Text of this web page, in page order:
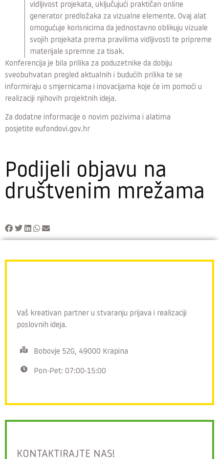
vidljivost projekata, uključujući praktičan online
generator predložaka za vizualne elemente. Ovaj alat
omogućuje korisnicima da jednostavno oblikuju vizuale
svojih projekata prema pravilima vidljivosti te pripreme
materijale spremne za tisak.
Konferencija je bila prilika za poduzetnike da dobiju
sveobuhvatan pregled aktualnih i budućih prilika te se
informiraju o smjernicama i inovacijama koje će im pomoći u
realizaciji njihovih projektnih ideja.
Za dodatne informacije o novim pozivima i alatima
posjetite eufondovi.gov.hr
Podijeli objavu na
društvenim mrežama
Vaš kreativan partner u stvaranju prijava i realizaciji
poslovnih ideja.
Bobovje 52G, 49000 Krapina
Pon-Pet: 07:00-15:00
KONTAKTIRAJTE NAS!